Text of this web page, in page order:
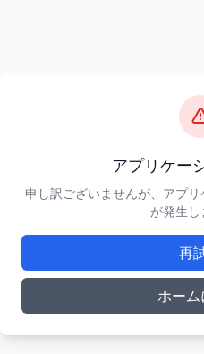
アプリケー
申し訳ございませんが、アプ
が発生し
再
ホーム